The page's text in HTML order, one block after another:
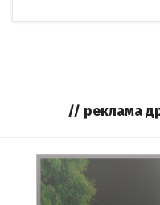
// реклама